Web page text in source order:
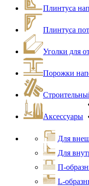
Плинтуса
Плинтуса
Уголки для
Порожки
Аксессуары
Для
Для
П-
L-